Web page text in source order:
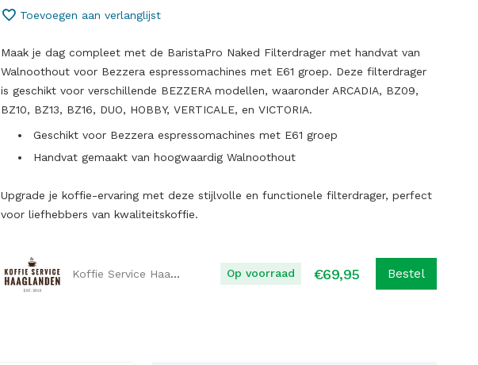
Toevoegen aan verlanglijst
Maak je dag compleet met de BaristaPro Naked Filterdrager met handvat van
Walnoothout voor Bezzera espressomachines met E61 groep. Deze filterdrager
is geschikt voor verschillende BEZZERA modellen, waaronder ARCADIA, BZ09,
BZ10, BZ13, BZ16, DUO, HOBBY, VERTICALE, en VICTORIA.
Geschikt voor Bezzera espressomachines met E61 groep
Handvat gemaakt van hoogwaardig Walnoothout
Upgrade je koffie-ervaring met deze stijlvolle en functionele filterdrager, perfect
voor liefhebbers van kwaliteitskoffie.
Koffie Service Haaglanden Op voorraad €69,95 Bestel